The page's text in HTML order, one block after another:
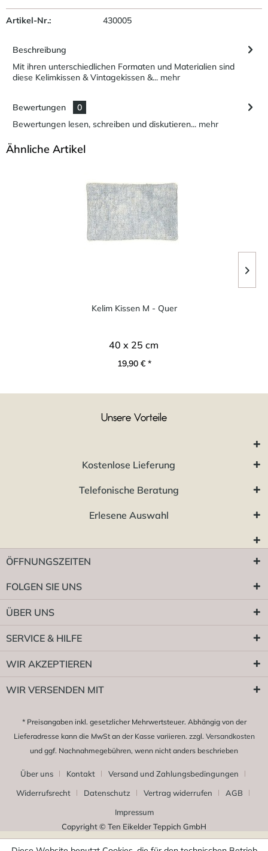
Artikel-Nr.: 430005
Beschreibung
Mit ihren unterschiedlichen Formaten und Materialien sind
diese Kelimkissen & Vintagekissen &... mehr
Bewertungen
0
Bewertungen lesen, schreiben und diskutieren... mehr
Ähnliche Artikel
Kelim Kissen M - Quer
40 x 25 cm
19,90 € *
Unsere Vorteile
Kostenlose Lieferung
Telefonische Beratung
Erlesene Auswahl
ÖFFNUNGSZEITEN
FOLGEN SIE UNS
ÜBER UNS
SERVICE & HILFE
WIR AKZEPTIEREN
WIR VERSENDEN MIT
* Preisangaben inkl. gesetzlicher Mehrwertsteuer. Abhängig von der
Lieferadresse kann die MwSt an der Kasse variieren. zzgl. Versandkosten
und ggf. Nachnahmegebühren, wenn nicht anders beschrieben
Über uns Kontakt
Versand und Zahlungsbedingungen
Widerrufsrecht
Datenschutz Vertrag widerrufen
AGB
Impressum
Copyright © Ten Eikelder Teppich GmbH